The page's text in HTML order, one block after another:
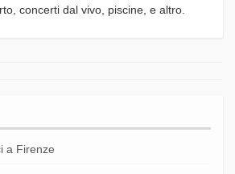
concerti dal vivo, piscine, e altro.
a Firenze